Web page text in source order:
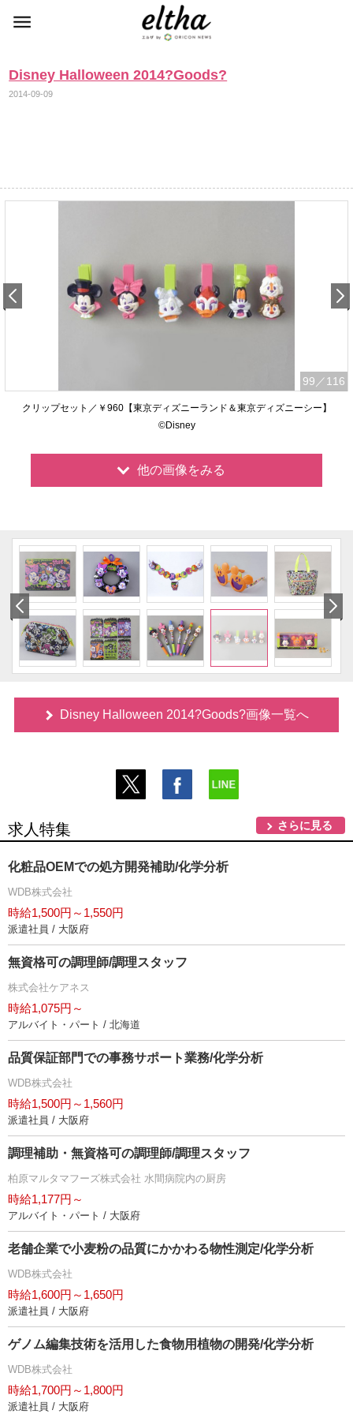
Disney Halloween 2014?Goods?
2014-09-09
99 ／116
クリップセット／￥960【東京ディズニーランド＆東京ディズニーシー】
©Disney
他の画像をみる
Disney Halloween 2014?Goods?画像一覧へ
求人特集 さらに見る
化粧品OEMでの処方開発補助/化学分析
WDB株式会社
時給1,500円～1,550円
派遣社員 / 大阪府
無資格可の調理師/調理スタッフ
株式会社ケアネス
時給1,075円～
アルバイト・パート / 北海道
品質保証部門での事務サポート業務/化学分析
WDB株式会社
時給1,500円～1,560円
派遣社員 / 大阪府
調理補助・無資格可の調理師/調理スタッフ
柏原マルタマフーズ株式会社 水間病院内の厨房
時給1,177円～
アルバイト・パート / 大阪府
老舗企業で小麦粉の品質にかかわる物性測定/化学分析
WDB株式会社
時給1,600円～1,650円
派遣社員 / 大阪府
ゲノム編集技術を活用した食物用植物の開発/化学分析
WDB株式会社
時給1,700円～1,800円
派遣社員 / 大阪府